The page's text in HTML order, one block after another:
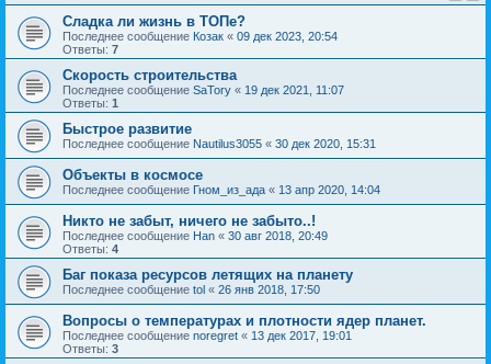
Сладка ли жизнь в ТОПе?
Последнее сообщение Козак « 09 дек 2023, 20:54
Ответы: 7
Скорость строительства
Последнее сообщение SaTory « 19 дек 2021, 11:07
Ответы: 1
Быстрое развитие
Последнее сообщение Nautilus3055 « 30 дек 2020, 15:31
Объекты в космосе
Последнее сообщение Гном_из_ада « 13 апр 2020, 14:04
Никто не забыт, ничего не забыто..!
Последнее сообщение Han « 30 авг 2018, 20:49
Ответы: 4
Баг показа ресурсов летящих на планету
Последнее сообщение tol « 26 янв 2018, 17:50
Вопросы о температурах и плотности ядер планет.
Последнее сообщение noregret « 13 дек 2017, 19:01
Ответы: 3